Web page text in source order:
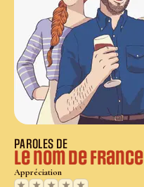
PAROLES DE
Le nom de France
Appréciation